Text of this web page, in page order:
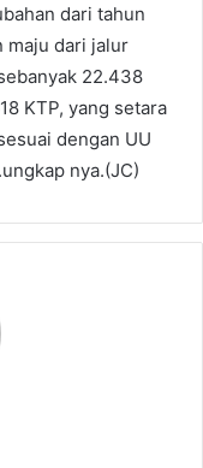
dari tahun
maju dari jalur
22.438
KTP, yang setara
dengan UU
nya.(JC)